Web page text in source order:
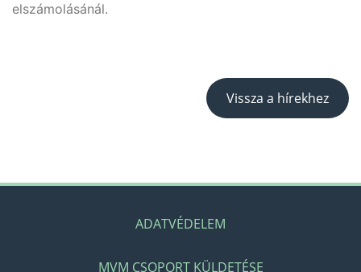
elszámolásánál.
Vissza a hírekhez
ADATVÉDELEM
MVM CSOPORT KÜLDETÉSE